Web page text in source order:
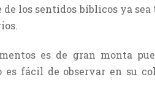
los sentidos bíblicos ya sea
es de gran monta
fácil de observar en su